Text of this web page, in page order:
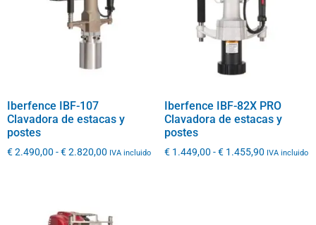
Iberfence IBF-107
Clavadora de estacas y
postes
€2.490,00 -€2.820,00 IVA incluido
Iberfence IBF-82X PRO
Clavadora de estacas y
postes
€1.449,00 - €1.455,90 IVA incluido